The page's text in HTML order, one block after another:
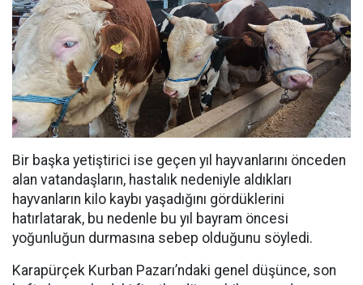
Bir başka yetiştirici ise geçen yıl hayvanlarını önceden
alan vatandaşların, hastalık nedeniyle aldıkları
hayvanların kilo kaybı yaşadığını gördüklerini
hatırlatarak, bu nedenle bu yıl bayram öncesi
yoğunluğun durmasına sebep olduğunu söyledi.
Karapürçek Kurban Pazarı’ndaki genel düşünce, son